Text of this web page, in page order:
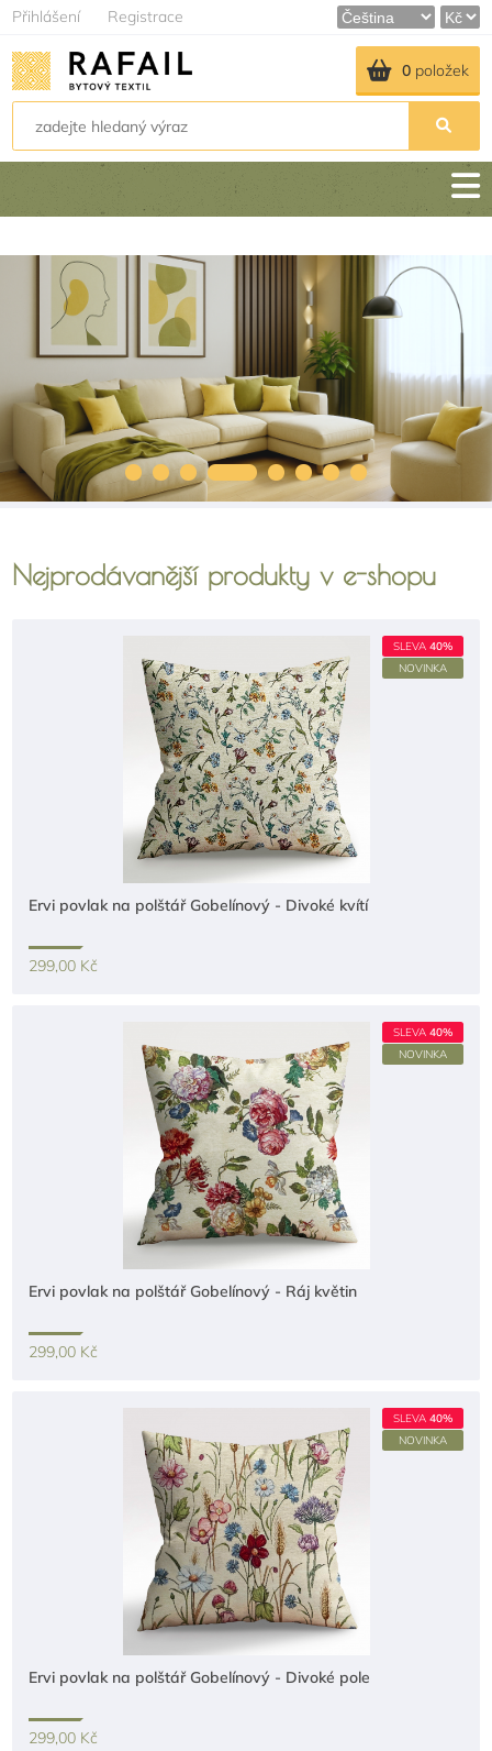
Přihlášení Registrace
0položek
Nejprodávanější produkty v e-shopu
SLEVA 40%
NOVINKA
Ervi povlak na polštář Gobelínový - Divoké kvítí
299,00 Kč
SLEVA 40%
NOVINKA
Ervi povlak na polštář Gobelínový - Ráj květin
299,00 Kč
SLEVA 40%
NOVINKA
Ervi povlak na polštář Gobelínový - Divoké pole
299,00 Kč